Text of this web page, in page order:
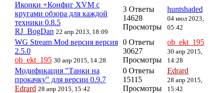
Иконки +Конфиг XVM с
кругами обзора для каждой
техники 0.8.5
RJ_BogDan 22 апр 2013, 18:09
3 Ответы
14628
Просмотры
huntshaded
04 июл 2023,
05:42
WG Stream Mod версия версия
2.5.0
ob_ekt_195 30 апр 2015, 14:28
0 Ответы
30627
Просмотры
ob_ekt_195
30 апр 2015,
14:28
Модификация "Танки на
прокачку" для версии 0.9.7
Edrard 28 апр 2015, 15:42
0 Ответы
15115
Просмотры
Edrard
28 апр 2015,
15:42